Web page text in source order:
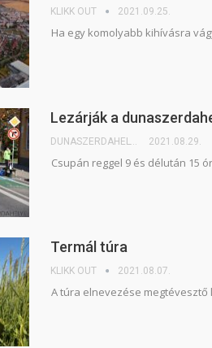
KLIKK OUT 2021.09.25.
Ha egy komolyabb kihívásra
Lezárják a
2021.08.29.
Csupán reggel 9 és délután 15
Termál túra
KLIKK OUT 2021.08.07.
A túra elnevezése